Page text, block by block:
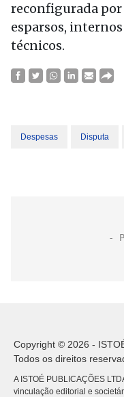
reconfigurada
esparsos, internos
técnicos.
Despesas Disputa
Copyright © 2026 -
Todos os direitos
A ISTOÉ PUBLICAÇÕES
vinculação editorial e